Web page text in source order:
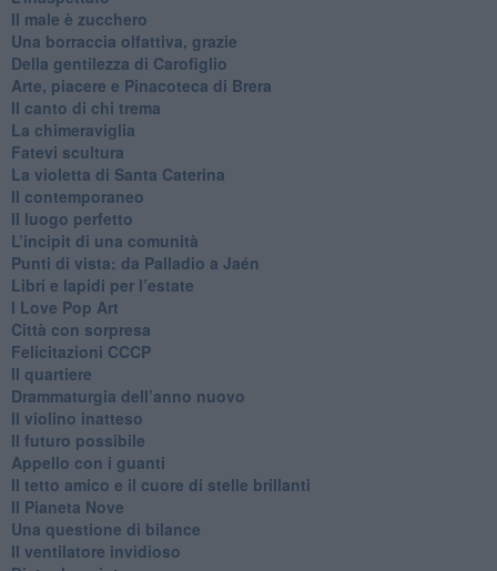
​Il male è zucchero
​Una borraccia olfattiva, grazie
​Della gentilezza di Carofiglio
Arte, piacere e Pinacoteca di Brera
​Il canto di chi trema
La chimeraviglia
​Fatevi scultura
​La violetta di Santa Caterina
​Il contemporaneo
​Il luogo perfetto
​L’incipit di una comunità
Punti di vista: da Palladio a Jaén
​Libri e lapidi per l’estate
​I Love Pop Art
Città con sorpresa
Felicitazioni CCCP
​Il quartiere
​Drammaturgia dell’anno nuovo
​Il violino inatteso
​Il futuro possibile
​Appello con i guanti
​Il tetto amico e il cuore di stelle brillanti
​Il Pianeta Nove
​Una questione di bilance
​Il ventilatore invidioso